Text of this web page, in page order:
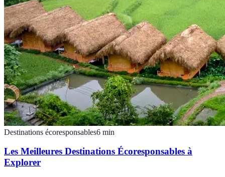
Destinations écoresponsables6 min
Les Meilleures Destinations Écoresponsables à
Explorer